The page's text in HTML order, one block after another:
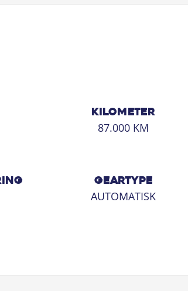
KILOMETER
87.000 KM
GEARTYPE
AUTOMATISK